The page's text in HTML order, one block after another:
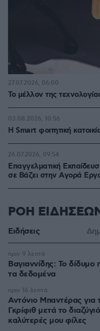
Το μέλλον της
27.07.2026, 06:00
Η Smart φοιτητική
03.08.2026, 10:56
Επαγγελματική
σε Bάζει στην Aγορά
26.07.2026, 09:54
ΡΟΗ
Ειδήσεις
Βαγιαννίδης: Το δίδυμο
τα δεδομένα
πριν 9 λεπτά
Αντόνιο Μπαντέρας για
Γκρίφιθ μετά το
καλύτερές μου φίλες
πριν 16 λεπτά